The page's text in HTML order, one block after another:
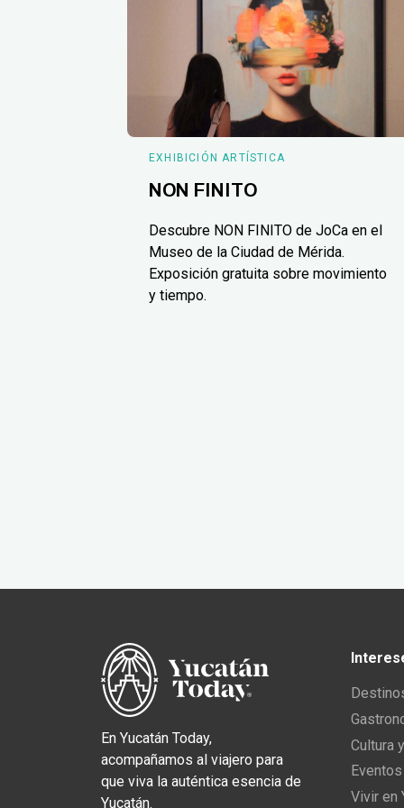
EXHIBICIÓN ARTÍSTICA
NON FINITO
Descubre NON FINITO de JoCa en el
Museo de la Ciudad de Mérida.
Exposición gratuita sobre movimiento
y tiempo.
En Yucatán Today,
acompañamos al viajero para
que viva la auténtica esencia de
Yucatán.
Cultura
Vivir en